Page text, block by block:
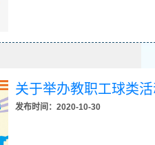
关于举办教职工球类
发布时间：2020-10-30